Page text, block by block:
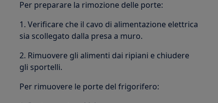
Per preparare la rimozione delle porte:
1. Verificare che il cavo di alimentazione elettrica
sia scollegato dalla presa a muro.
2. Rimuovere gli alimenti dai ripiani e chiudere
gli sportelli.
Per rimuovere le porte del frigorifero: